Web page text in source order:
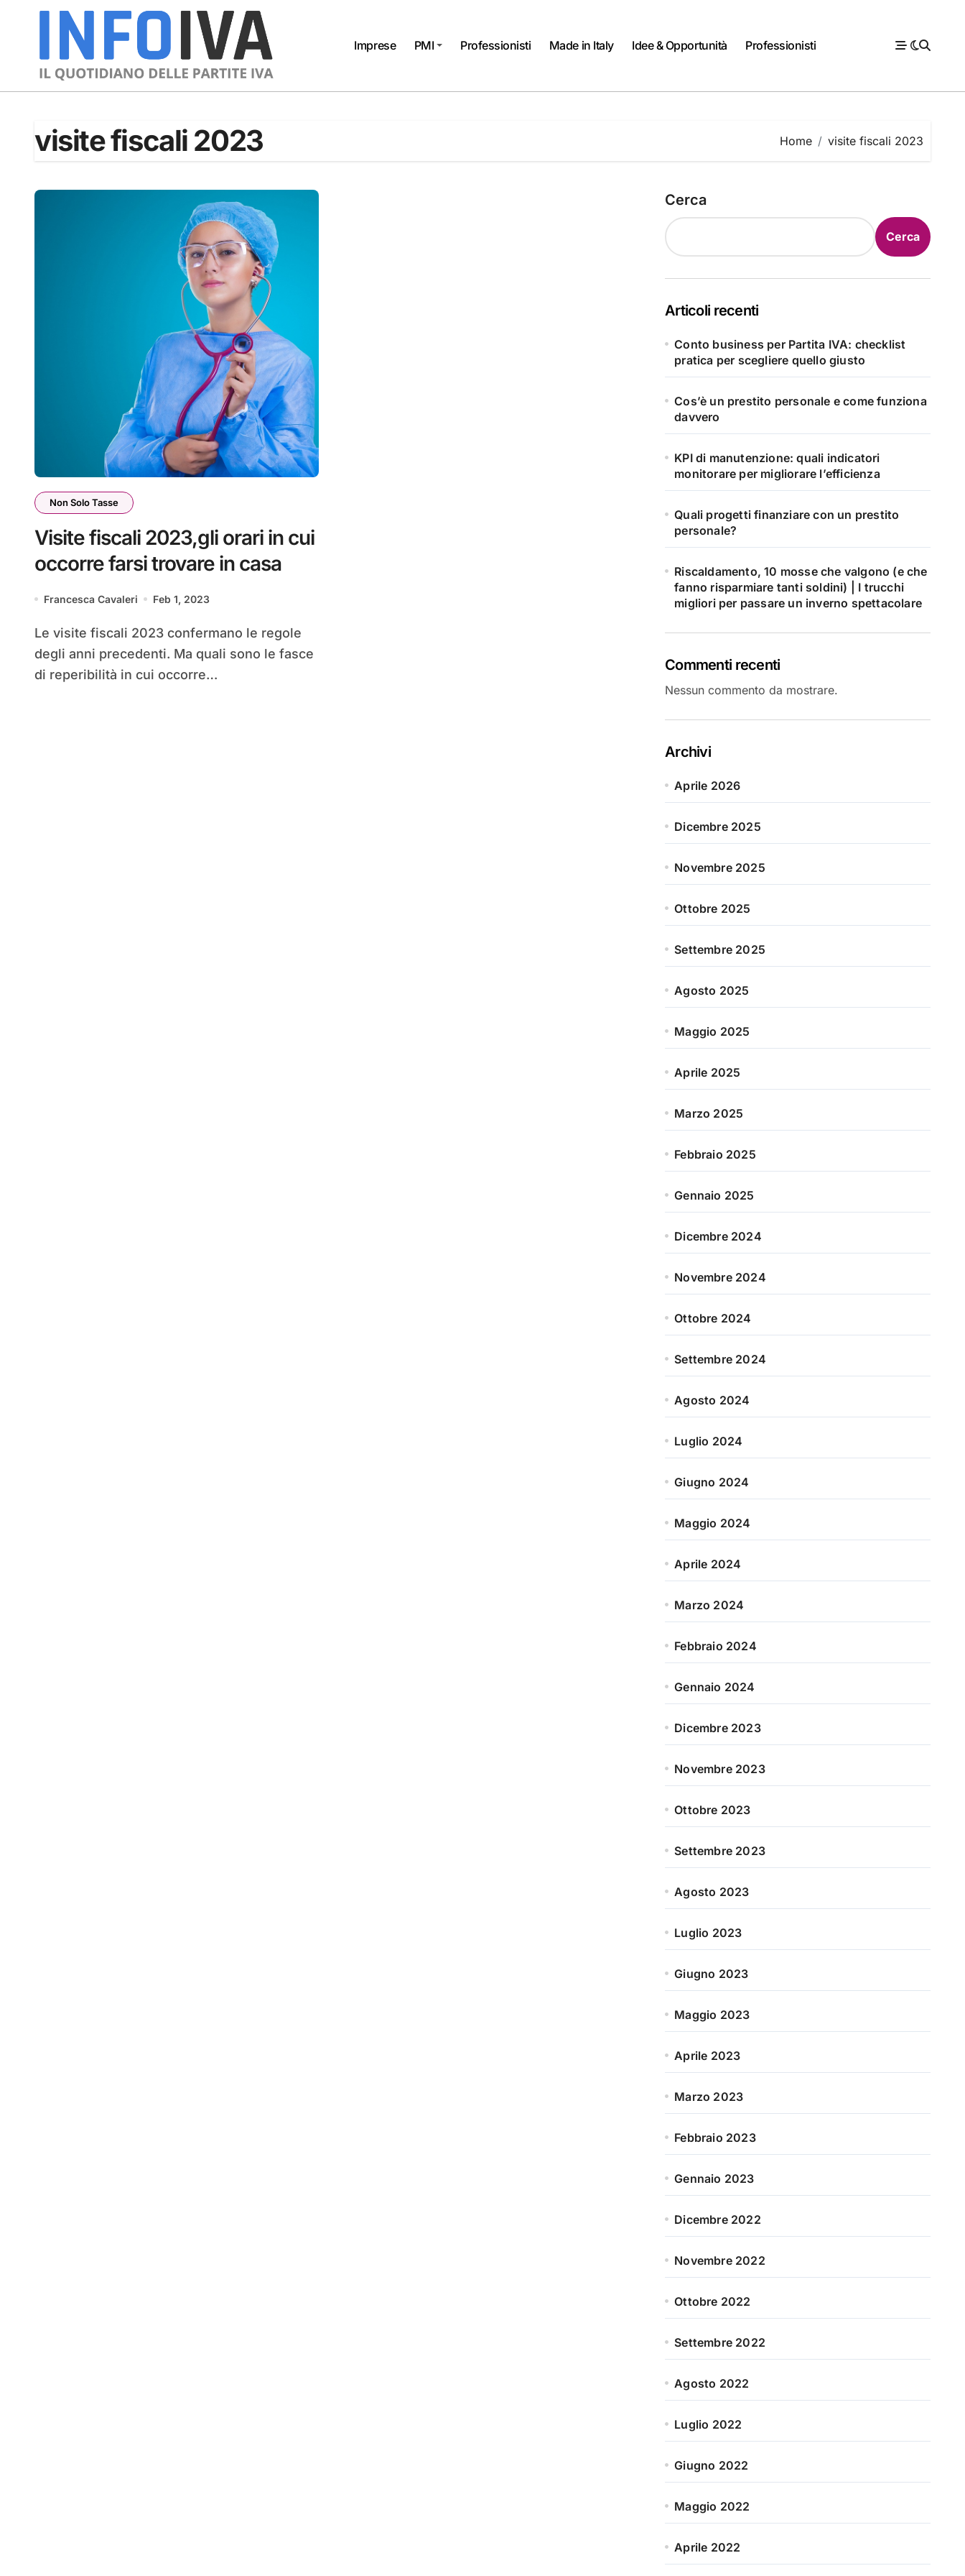
Imprese PMI Professionisti Made in Italy Idee & Opportunità Professionisti
visite fiscali 2023 Home visite fiscali 2023
Non Solo Tasse
Visite fiscali 2023,gli orari in cui
occorre farsi trovare in casa
Francesca Cavaleri Feb 1, 2023
Le visite fiscali 2023 confermano le regole
degli anni precedenti. Ma quali sono le fasce
di reperibilità in cui occorre…
Cerca
Cerca
Articoli recenti
Conto business per Partita IVA: checklist
pratica per scegliere quello giusto
Cos’è un prestito personale e come funziona
davvero
KPI di manutenzione: quali indicatori
monitorare per migliorare l’efficienza
Quali progetti finanziare con un prestito
personale?
Riscaldamento, 10 mosse che valgono (e che
fanno risparmiare tanti soldini) | I trucchi
migliori per passare un inverno spettacolare
Commenti recenti
Nessun commento da mostrare.
Archivi
Aprile 2026
Dicembre 2025
Novembre 2025
Ottobre 2025
Settembre 2025
Agosto 2025
Maggio 2025
Aprile 2025
Marzo 2025
Febbraio 2025
Gennaio 2025
Dicembre 2024
Novembre 2024
Ottobre 2024
Settembre 2024
Agosto 2024
Luglio 2024
Giugno 2024
Maggio 2024
Aprile 2024
Marzo 2024
Febbraio 2024
Gennaio 2024
Dicembre 2023
Novembre 2023
Ottobre 2023
Settembre 2023
Agosto 2023
Luglio 2023
Giugno 2023
Maggio 2023
Aprile 2023
Marzo 2023
Febbraio 2023
Gennaio 2023
Dicembre 2022
Novembre 2022
Ottobre 2022
Settembre 2022
Agosto 2022
Luglio 2022
Giugno 2022
Maggio 2022
Aprile 2022